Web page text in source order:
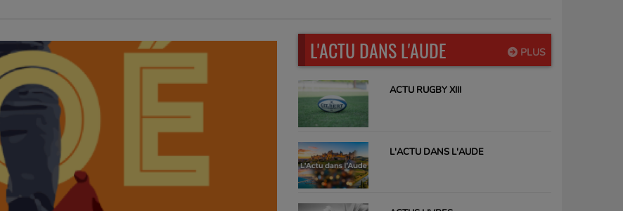
PLUS
L'ACTU DANS L'AUDE
ACTU RUGBY XIII
L'ACTU DANS L'AUDE